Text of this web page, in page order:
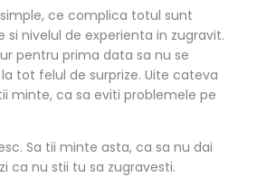
ce complica totul sunt
nivelul de experienta in zugravit.
pentru prima data sa nu se
tot felul de surprize. Uite cateva
minte, ca sa eviti problemele pe
Sa tii minte asta, ca sa nu dai
ca nu stii tu sa zugravesti.